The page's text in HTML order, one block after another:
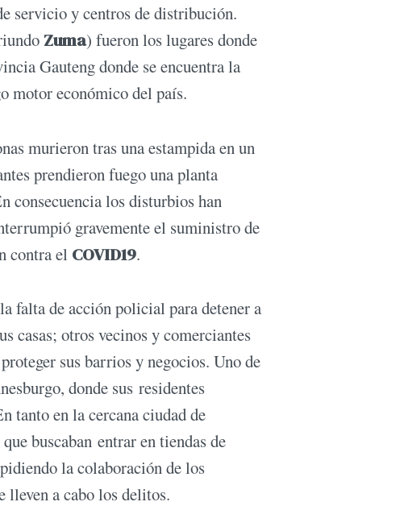
servicio y centros de distribución.
Zuma) fueron los lugares donde
Gauteng donde se encuentra la
motor económico del país.
murieron tras una estampida en un
prendieron fuego una planta
consecuencia los disturbios han
gravemente el suministro de
contra el COVID19.
falta de acción policial para detener a
casas; otros vecinos y comerciantes
sus barrios y negocios. Uno de
donde sus residentes
tanto en la cercana ciudad de
buscaban entrar en tiendas de
la colaboración de los
lleven a cabo los delitos.